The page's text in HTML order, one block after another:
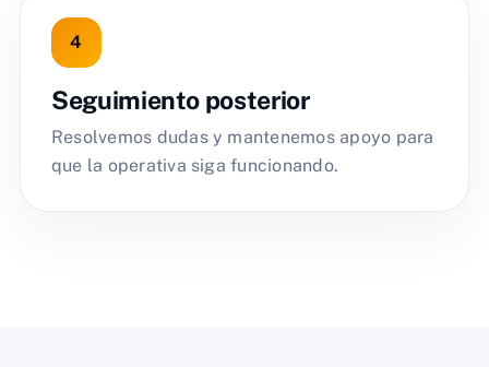
Seguimiento posterior
Resolvemos dudas y mantenemos apoyo para
que la operativa siga funcionando.